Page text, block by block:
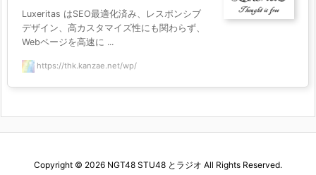
Luxeritas はSEO最適化済み、レスポンシブ
デザイン、高カスタマイズ性にも関わらず、
Webページを高速に ...
https://thk.kanzae.net/wp/
Copyright © 2026 NGT48 STU48 とラジオ All Rights Reserved.